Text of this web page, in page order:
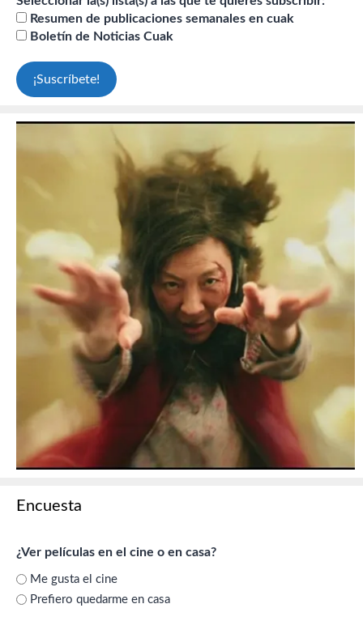
Resumen de publicaciones semanales en cuak
Boletín de Noticias Cuak
Encuesta
¿Ver películas en el cine o en casa?
Me gusta el cine
Prefiero quedarme en casa